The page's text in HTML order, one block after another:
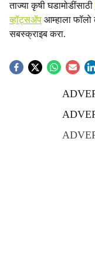
ताज्या कृषी घडामोडींसाठी
व्हॉट्सॲप आम्हाला
सबस्क्राइब करा.